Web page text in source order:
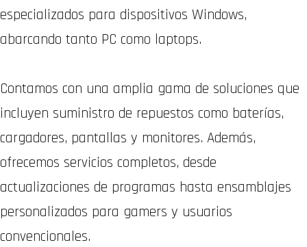
especializados para dispositivos Windows,
abarcando tanto PC como laptops.
Contamos con una amplia gama de soluciones que
incluyen suministro de repuestos como baterías,
cargadores, pantallas y monitores. Además,
ofrecemos servicios completos, desde
actualizaciones de programas hasta ensamblajes
personalizados para gamers y usuarios
convencionales.